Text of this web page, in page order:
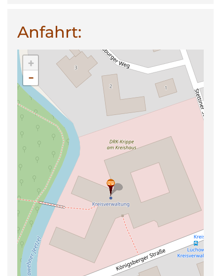
Anfahrt:
+
−